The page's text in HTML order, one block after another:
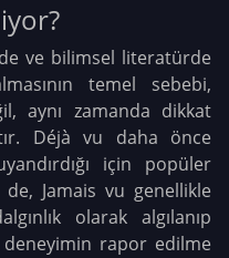
ve bilimsel literatürde
temel sebebi,
aynı zamanda dikkat
Déjà vu daha önce
için popüler
Jamais vu genellikle
olarak algılanıp
rapor edilme